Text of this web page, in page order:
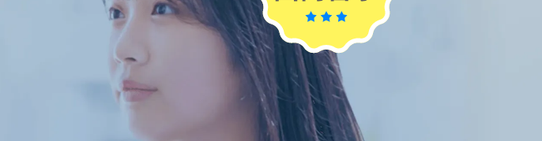
北海道 ニセコ
1日の流れ（note）